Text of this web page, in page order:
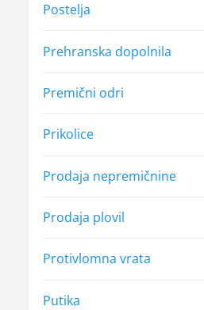
Postelja
Prehranska dopolnila
Premični odri
Prikolice
Prodaja nepremičnine
Prodaja plovil
Protivlomna vrata
Putika